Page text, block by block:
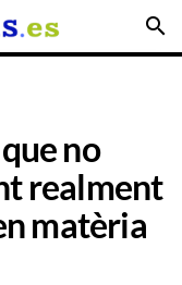
search
no
realment
matèria